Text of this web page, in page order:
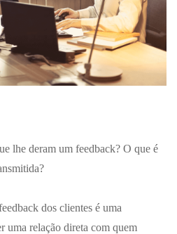
lhe deram um feedback? O que é
dos clientes é uma
uma relação direta com quem